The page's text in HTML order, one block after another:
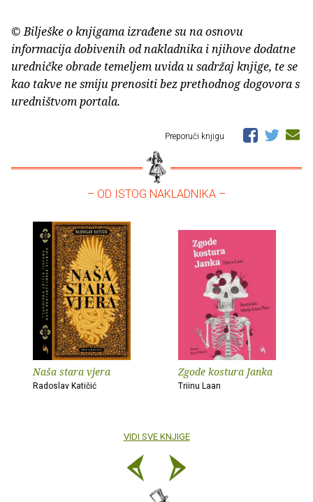
© Bilješke o knjigama izrađene su na osnovu
informacija dobivenih od nakladnika i njihove dodatne
uredničke obrade temeljem uvida u sadržaj knjige, te se
kao takve ne smiju prenositi bez prethodnog dogovora s
uredništvom portala.
Preporuči knjigu
– OD ISTOG NAKLADNIKA –
Naša stara vjera
Radoslav Katičić
Zgode kostura Janka
Triinu Laan
VIDI SVE KNJIGE